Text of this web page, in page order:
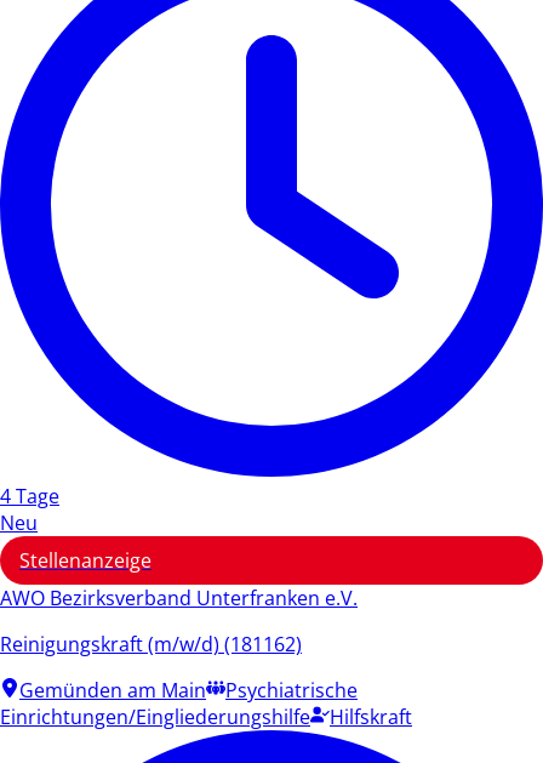
4 Tage
Neu
Stellenanzeige
AWO Bezirksverband Unterfranken e.V.
Reinigungskraft (m/w/d) (181162)
Gemünden am Main
Psychiatrische
Einrichtungen/Eingliederungshilfe
Hilfskraft